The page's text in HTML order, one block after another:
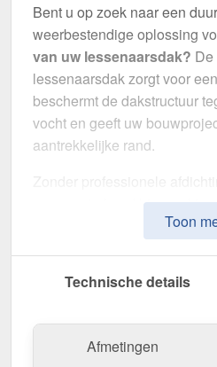
Bent u op zoek naar een
weerbestendige oplossing
van uw lessenaarsdak?
lessenaarsdak zorgt voor
beschermt de dakstructuur
vocht en geeft uw
aantrekkelijke rand.
ongecontroleerd
schade aan de dakstructuur
stabiliseren. Het maakt
Gemaakt vanStaalmet een
Toon
Technische details
Afmetingen